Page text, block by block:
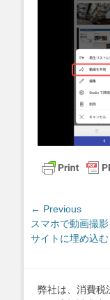
投
稿
ナ
ー
← Previous
Previous
post:
スマホで動画撮
サイトに埋め込む
弊社は、消費税